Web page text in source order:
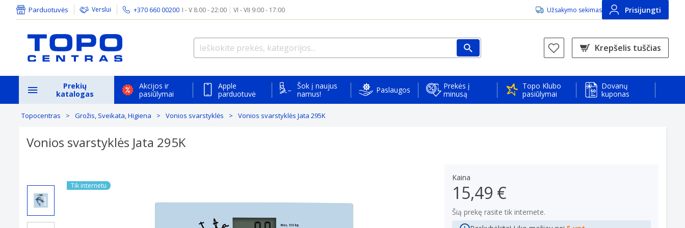
Parduotuvės Verslui +370 660 00200 I - V 8:00 - 22:00 | VI - VII 9:00 - 17:00 Užsakymo sekimas Prisijungti
Krepšelis tuščias
Prekių
katalogas
Akcijos ir
pasiūlymai
Apple
parduotuvė
Šok į naujus
namus!
Paslaugos
Prekės į
minusą
Topo Klubo
pasiūlymai
Dovanų
kuponas
Topocentras Grožis, Sveikata, Higiena Vonios svarstyklės Vonios svarstyklės Jata 295K
Vonios svarstyklės Jata 295K
Tik internetu
Kaina
15,49 €
Šią prekę rasite tik internete.